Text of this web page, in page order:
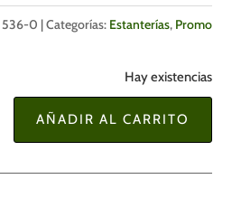
536-0 Categorías: Estanterías, Promo
Hay existencias
AÑADIR AL CARRITO